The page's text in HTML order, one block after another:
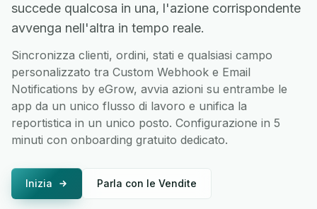
succede qualcosa in una, l'azione corrispondente
avvenga nell'altra in tempo reale.
Sincronizza clienti, ordini, stati e qualsiasi campo
personalizzato tra Custom Webhook e Email
Notifications by eGrow, avvia azioni su entrambe le
app da un unico flusso di lavoro e unifica la
reportistica in un unico posto. Configurazione in 5
minuti con onboarding gratuito dedicato.
Inizia Parla con le Vendite